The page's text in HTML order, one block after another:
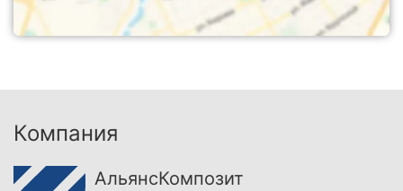
Компания
АльянсКомпозит